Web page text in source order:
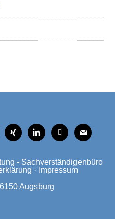
xing linkedinmobilemail
- Sachverständigenbüro
· Impressum
Augsburg